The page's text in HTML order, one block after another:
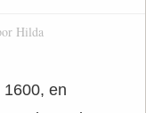
Hilda
en